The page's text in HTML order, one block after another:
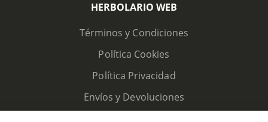
HERBOLARIO WEB
Términos y Condiciones
Política Cookies
Política Privacidad
Envíos y Devoluciones